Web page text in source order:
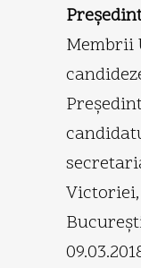
Membrii
Victoriei,